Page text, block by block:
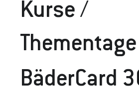
Kurse /
Thementage
BäderCard